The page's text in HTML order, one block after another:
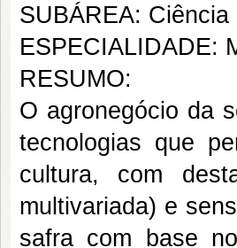
SUBÁREA: Ciência
ESPECIALIDADE:
RESUMO:
O agronegócio da
tecnologias que
cultura, com
multivariada) e
safra com base